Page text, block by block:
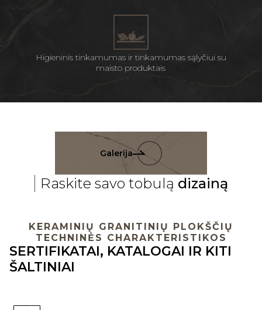
Higieninis tinkamumas ir tinkamumas sąlyčiui su
maisto produktais
Galerija
Raskite savo tobulą dizainą
KERAMINIŲ GRANITINIŲ PLOKŠČIŲ
TECHNINĖS CHARAKTERISTIKOS
SERTIFIKATAI, KATALOGAI IR KITI
ŠALTINIAI